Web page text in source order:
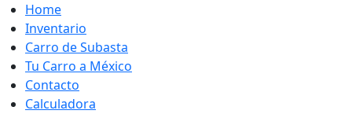
Home
Inventario
Carro de Subasta
Tu Carro a México
Contacto
Calculadora